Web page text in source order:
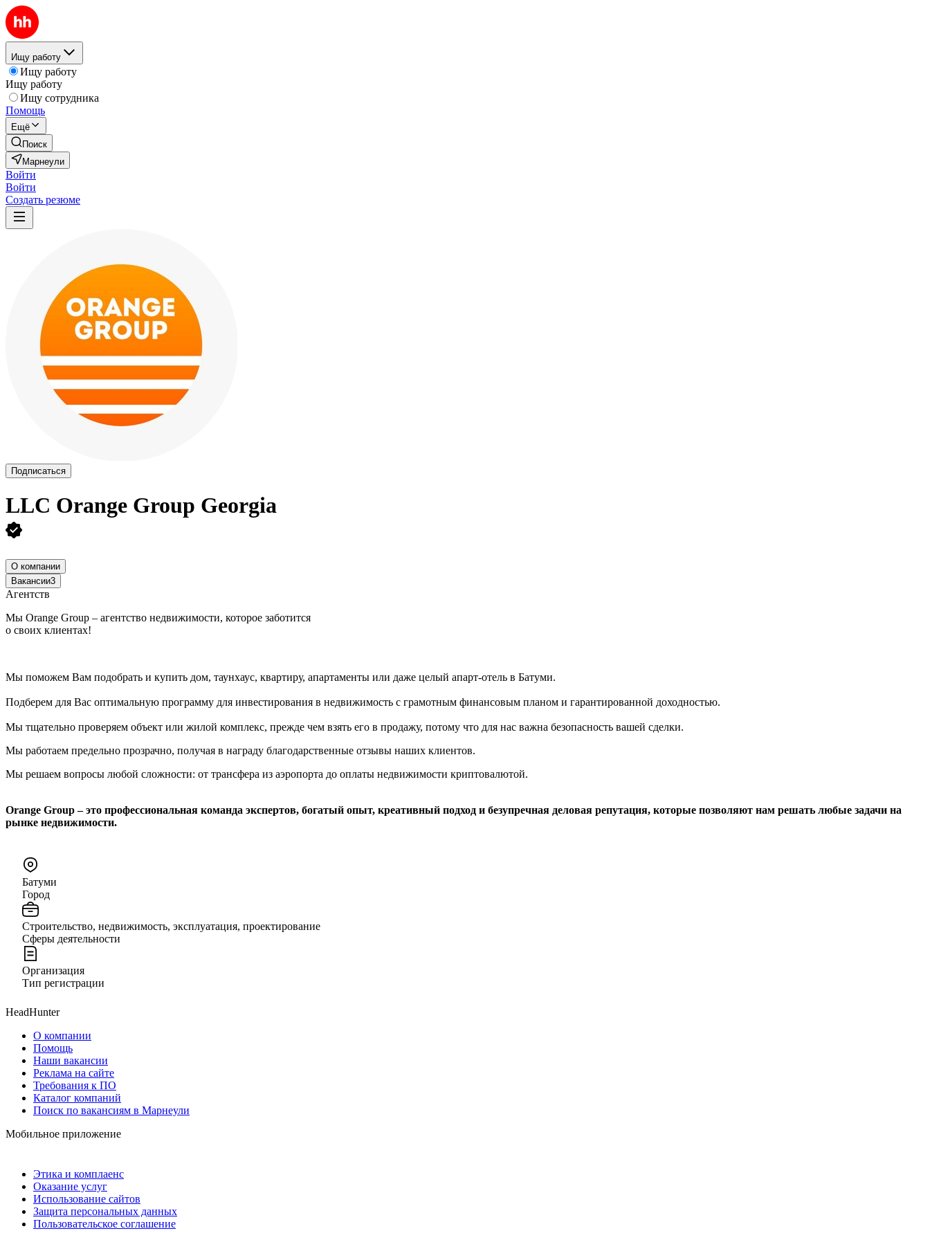
Ищу работу
Ищу работу
Ищу работу
Ищу сотрудника
Помощь
Ещё
Поиск
Марнеули
Войти
Войти
Создать резюме
Подписаться
LLC Orange Group Georgia
О компании
Вакансии3
Агентств
Мы Orange Group – агентство недвижимости, которое заботится
о своих клиентах!
Мы поможем Вам подобрать и купить дом, таунхаус, квартиру, апартаменты или даже целый апарт-отель в Батуми.
Подберем для Вас оптимальную программу для инвестирования в недвижимость с грамотным финансовым планом и гарантированной доходностью.
Мы тщательно проверяем объект или жилой комплекс, прежде чем взять его в продажу, потому что для нас важна безопасность вашей сделки.
Мы работаем предельно прозрачно, получая в награду благодарственные отзывы наших клиентов.
Мы решаем вопросы любой сложности: от трансфера из аэропорта до оплаты недвижимости криптовалютой.
Orange Group – это профессиональная команда экспертов, богатый опыт, креативный подход и безупречная деловая репутация, которые позволяют нам решать любые задачи на
рынке недвижимости.
Батуми
Город
Строительство, недвижимость, эксплуатация, проектирование
Сферы деятельности
Организация
Тип регистрации
HeadHunter
О компании
Помощь
Наши вакансии
Реклама на сайте
Требования к ПО
Каталог компаний
Поиск по вакансиям в Марнеули
Мобильное приложение
Этика и комплаенс
Оказание услуг
Использование сайтов
Защита персональных данных
Пользовательское соглашение